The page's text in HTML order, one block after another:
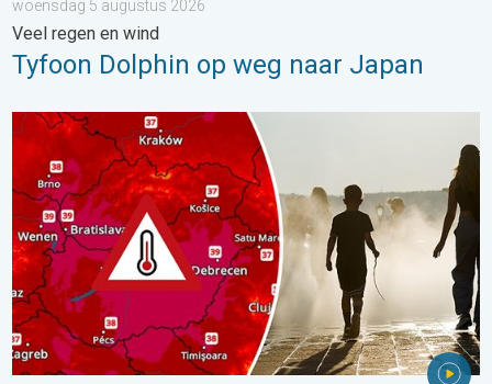
woensdag 5 augustus 2026
Veel regen en wind
Tyfoon Dolphin op weg naar Japan
Extreme hitte in Oost-Europa. Tot ruim 40 graden. . . dinsdag